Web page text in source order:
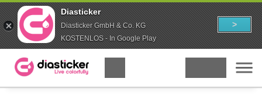
Diasticker
Diasticker GmbH & Co. KG
KOSTENLOS - In Google Play
>